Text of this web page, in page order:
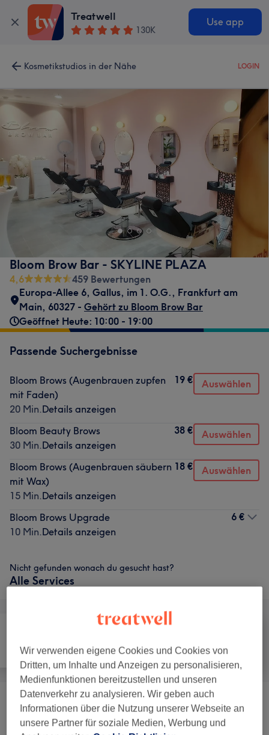
Treatwell
130K
Use app
Kosmetikstudios in der Nähe LOGIN
Bloom Brow Bar - SKYLINE PLAZA
4,6
459 Bewertungen
Europa-Allee 6, Gallus, im 1. O.G., Frankfurt am
Main, 60327 - Gehört zu Bloom Brow Bar
Geöffnet Heute: 10:00 - 19:00
Passende Suchergebnisse
Bloom Brows (Augenbrauen zupfen
mit Faden)
20 Min.Details anzeigen
19 € Auswählen
Bloom Beauty Brows
30 Min.Details anzeigen
38 € Auswählen
Bloom Brows (Augenbrauen säubern
mit Wax)
15 Min.Details anzeigen
18 € Auswählen
Bloom Brows Upgrade
10 Min.Details anzeigen
6 €
Nicht gefunden wonach du gesucht hast?
Alle Services
Alle Haarentfernung Gesicht
Augenbrauen &
Wimpernbehandlungen (18)
ab 6 €
Wir verwenden eigene Cookies und Cookies von
Dritten, um Inhalte und Anzeigen zu personalisieren,
Medienfunktionen bereitzustellen und unseren
Datenverkehr zu analysieren. Wir geben auch
Informationen über die Nutzung unserer Webseite an
unsere Partner für soziale Medien, Werbung und